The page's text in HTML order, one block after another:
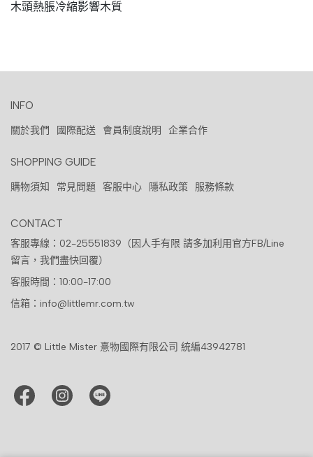
木頭熱脹冷縮影響木質
INFO
關於我們 國際配送 會員制度說明 企業合作
SHOPPING GUIDE
購物須知 常見問題 客服中心 隱私政策 服務條款
CONTACT
客服專線：02-25551839（因人手有限 請多加利用官方FB/Line
留言，我們盡快回覆）
客服時間：10:00-17:00
信箱：info@littlemr.com.tw
2017 © Little Mister 憙物國際有限公司 統編43942781